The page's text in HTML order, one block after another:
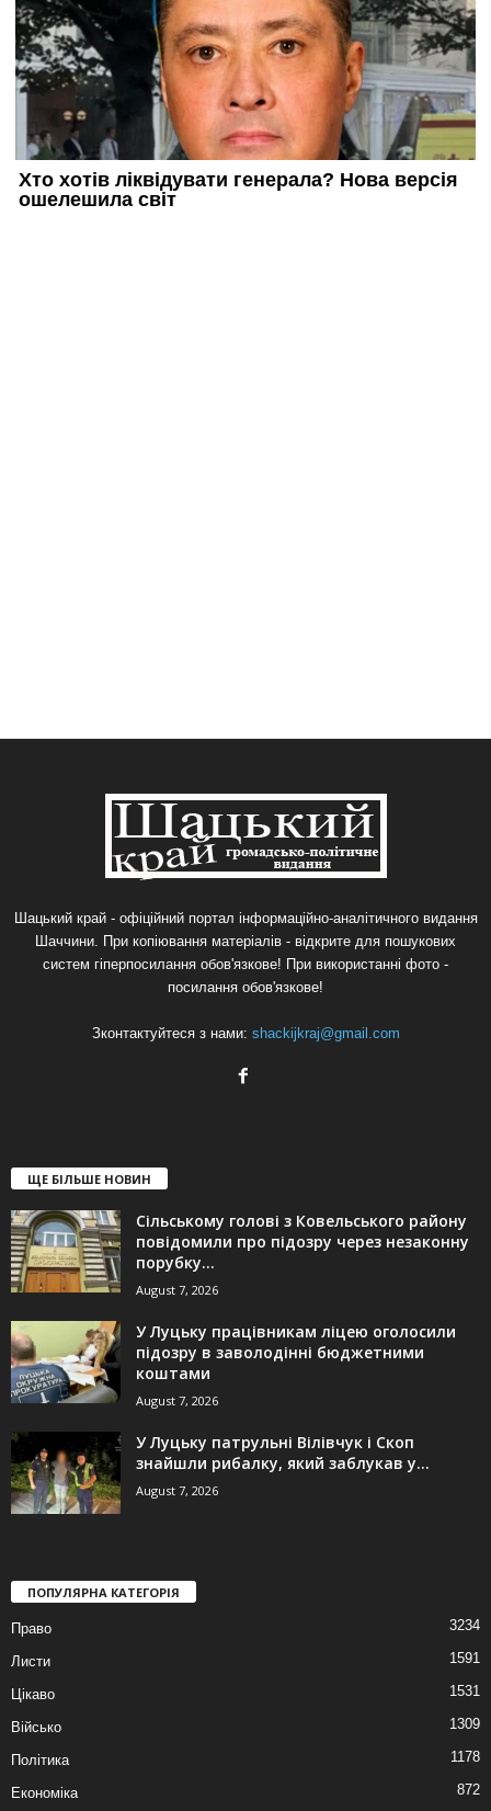
Шацький край - офіційний портал інформаційно-аналітичного видання
Шаччини. При копіювання матеріалів - відкрите для пошукових
систем гіперпосилання обов'язкове! При використанні фото -
посилання обов'язкове!
Зконтактуйтеся з нами: shackijkraj@gmail.com
ЩЕ БІЛЬШЕ НОВИН
Сільському голові з Ковельського району
повідомили про підозру через незаконну
порубку...
August 7, 2026
У Луцьку працівникам ліцею оголосили
підозру в заволодінні бюджетними
коштами
August 7, 2026
У Луцьку патрульні Вілівчук і Скоп
знайшли рибалку, який заблукав у...
August 7, 2026
ПОПУЛЯРНА КАТЕГОРІЯ
Право 3234
Листи 1591
Цікаво 1531
Військо 1309
Політика 1178
Економіка 872